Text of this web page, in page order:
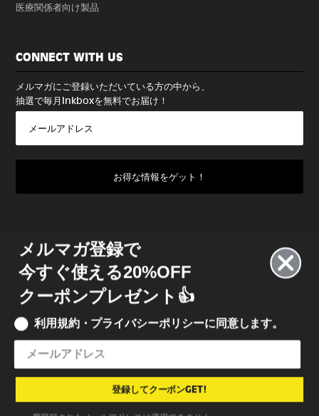
医療関係者向け製品
CONNECT WITH US
メルマガにご登録いただいている方の中から、
抽選で毎月Inkboxを無料でお届け！
© 2023 INKBOX JAPAN
特定商取引法に基づく表記• 利用規約 •プライバシーポリシー
メルマガ登録で
今すぐ使える20%OFF
クーポンプレゼント👍
利用規約・プライバシーポリシーに同意します。
登録してクーポンGET!